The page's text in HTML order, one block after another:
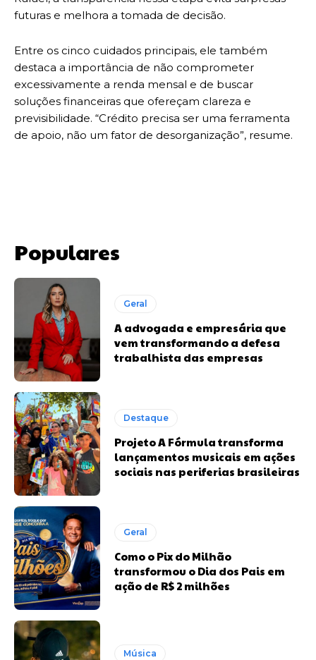
futuras e melhora a tomada de decisão.
Entre os cinco cuidados principais, ele também
destaca a importância de não comprometer
excessivamente a renda mensal e de buscar
soluções financeiras que ofereçam clareza e
previsibilidade. “Crédito precisa ser uma ferramenta
de apoio, não um fator de desorganização”, resume.
Populares
Geral
A advogada e empresária que
vem transformando a defesa
trabalhista das empresas
Destaque
Projeto A Fórmula transforma
lançamentos musicais em ações
sociais nas periferias brasileiras
Geral
Como o Pix do Milhão
transformou o Dia dos Pais em
ação de R$ 2 milhões
Música